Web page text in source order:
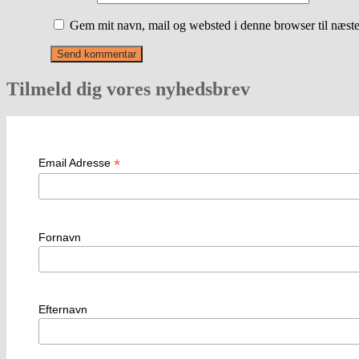
Gem mit navn, mail og websted i denne browser til
Tilmeld dig vores nyhedsbrev
Email Adresse *
Fornavn
Efternavn